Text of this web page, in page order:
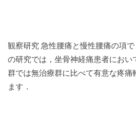
観察研究 急性腰痛と慢性腰痛の項
の研究では，坐骨神経痛患者におい
群では無治療群に比べて有意な疼痛
ます．